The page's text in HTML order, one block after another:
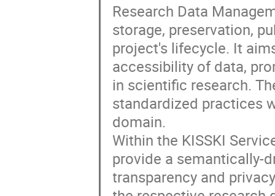
Research Data
storage, preservation,
project's lifecycle. It
accessibility of data,
in scientific research.
standardized practices
domain.
Within the KISSKI
provide a semantically-
transparency and